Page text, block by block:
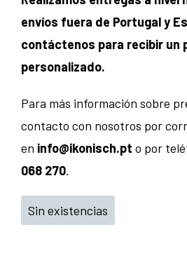
envíos fuera de Portugal y
contáctenos para recibir un
personalizado.
Para más información sobre
contacto con nosotros por
en info@ikonisch.pt o por
068 270.
Sin existencias